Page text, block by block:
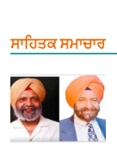
ਸਾਹਿਤਕ ਸਮਾਚਾਰ